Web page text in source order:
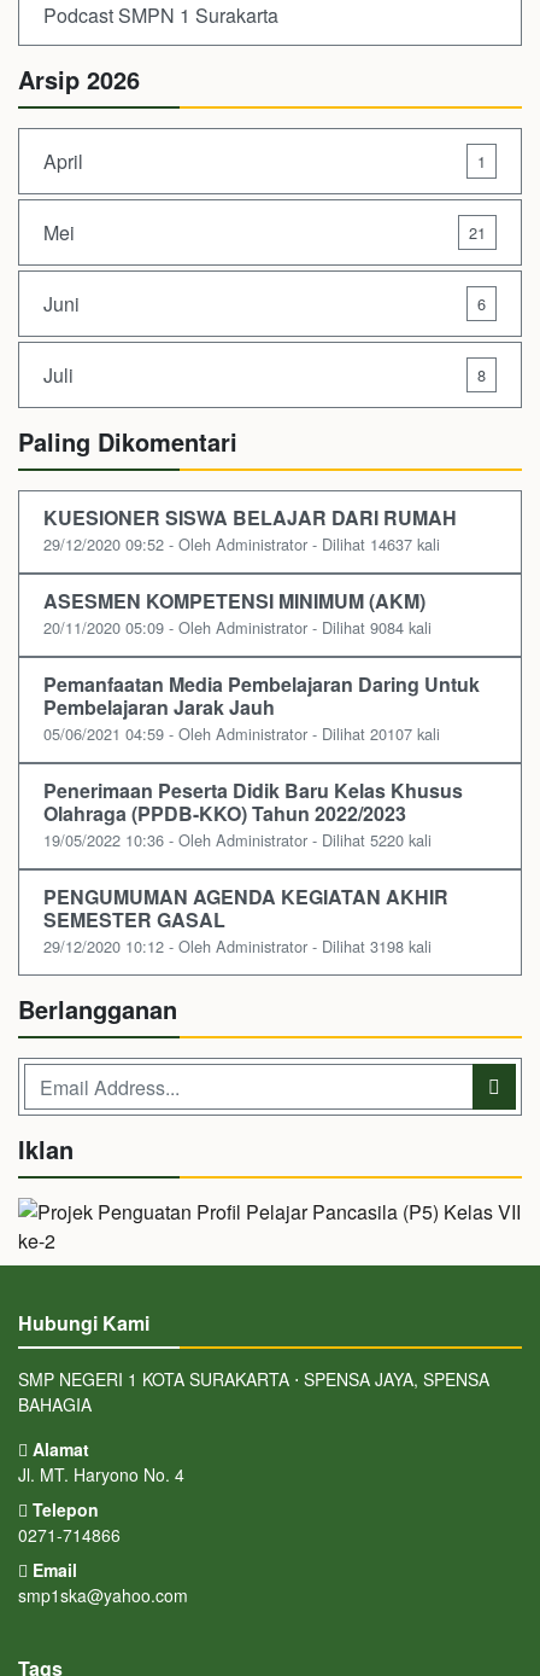
Podcast SMPN 1 Surakarta
Arsip 2026
April 1
Mei 21
Juni 6
Juli 8
Paling Dikomentari
KUESIONER SISWA BELAJAR DARI RUMAH
29/12/2020 09:52 - Oleh Administrator - Dilihat 14637 kali
ASESMEN KOMPETENSI MINIMUM (AKM)
20/11/2020 05:09 - Oleh Administrator - Dilihat 9084 kali
Pemanfaatan Media Pembelajaran Daring Untuk
Pembelajaran Jarak Jauh
05/06/2021 04:59 - Oleh Administrator - Dilihat 20107 kali
Penerimaan Peserta Didik Baru Kelas Khusus
Olahraga (PPDB-KKO) Tahun 2022/2023
19/05/2022 10:36 - Oleh Administrator - Dilihat 5220 kali
PENGUMUMAN AGENDA KEGIATAN AKHIR
SEMESTER GASAL
29/12/2020 10:12 - Oleh Administrator - Dilihat 3198 kali
Berlangganan
Iklan
Hubungi Kami
SMP NEGERI 1 KOTA SURAKARTA ⋅ SPENSA JAYA, SPENSA
BAHAGIA
Alamat
Jl. MT. Haryono No. 4
Telepon
0271-714866
Email
smp1ska@yahoo.com
Tags